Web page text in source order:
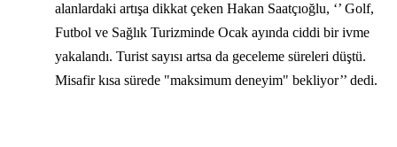
alanlardaki artışa dikkat çeken Hakan Saatçıoğlu, ‘’ Golf,
Futbol ve Sağlık Turizminde Ocak ayında ciddi bir ivme
yakalandı. Turist sayısı artsa da geceleme süreleri düştü.
Misafir kısa sürede "maksimum deneyim" bekliyor’’ dedi.